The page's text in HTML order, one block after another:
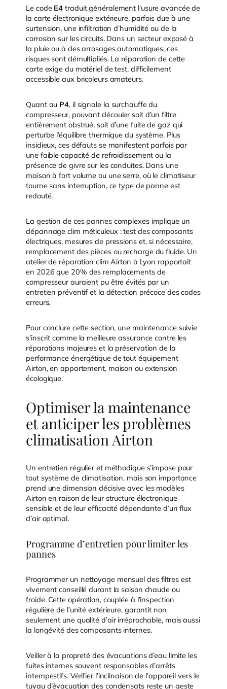
Le code E4 traduit généralement l’usure avancée de
la carte électronique extérieure, parfois due à une
surtension, une infiltration d’humidité ou de la
corrosion sur les circuits. Dans un secteur exposé à
la pluie ou à des arrosages automatiques, ces
risques sont démultipliés. La réparation de cette
carte exige du matériel de test, difficilement
accessible aux bricoleurs amateurs.
Quant au P4, il signale la surchauffe du
compresseur, pouvant découler soit d’un filtre
entièrement obstrué, soit d’une fuite de gaz qui
perturbe l’équilibre thermique du système. Plus
insidieux, ces défauts se manifestent parfois par
une faible capacité de refroidissement ou la
présence de givre sur les conduites. Dans une
maison à fort volume ou une serre, où le climatiseur
tourne sans interruption, ce type de panne est
redouté.
La gestion de ces pannes complexes implique un
dépannage clim méticuleux : test des composants
électriques, mesures de pressions et, si nécessaire,
remplacement des pièces ou recharge du fluide. Un
atelier de réparation clim Airton à Lyon rapportait
en 2026 que 20% des remplacements de
compresseur auraient pu être évités par un
entretien préventif et la détection précoce des codes
erreurs.
Pour conclure cette section, une maintenance suivie
s’inscrit comme la meilleure assurance contre les
réparations majeures et la préservation de la
performance énergétique de tout équipement
Airton, en appartement, maison ou extension
écologique.
Optimiser la maintenance
et anticiper les problèmes
climatisation Airton
Un entretien régulier et méthodique s’impose pour
tout système de climatisation, mais son importance
prend une dimension décisive avec les modèles
Airton en raison de leur structure électronique
sensible et de leur efficacité dépendante d’un flux
d’air optimal.
Programme d’entretien pour limiter les
pannes
Programmer un nettoyage mensuel des filtres est
vivement conseillé durant la saison chaude ou
froide. Cette opération, couplée à l’inspection
régulière de l’unité extérieure, garantit non
seulement une qualité d’air irréprochable, mais aussi
la longévité des composants internes.
Veiller à la propreté des évacuations d’eau limite les
fuites internes souvent responsables d’arrêts
intempestifs. Vérifier l’inclinaison de l’appareil vers le
tuyau d’évacuation des condensats reste un geste